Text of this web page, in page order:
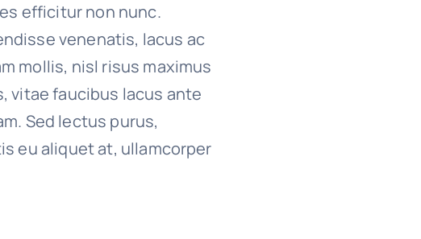
efficitur non nunc.
venenatis, lacus ac
mollis, nisl risus maximus
vitae faucibus lacus ante
Sed lectus purus,
eu aliquet at, ullamcorper